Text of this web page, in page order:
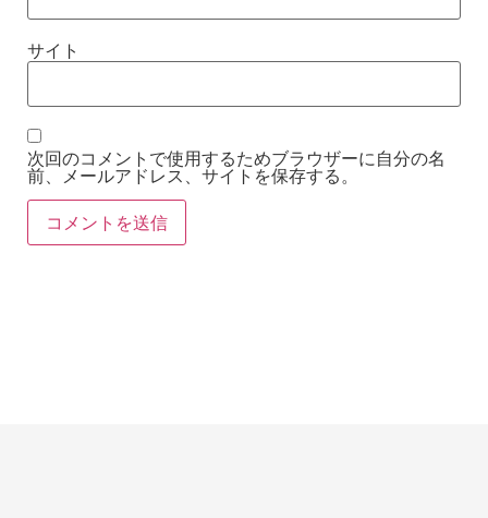
サイト
次回のコメントで使用するためブラウザーに自分の名
前、メールアドレス、サイトを保存する。